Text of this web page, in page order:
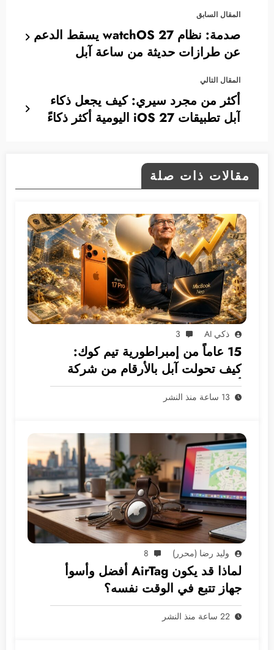
المقال السابق
صدمة: نظام watchOS 27 يسقط الدعم
عن طرازات حديثة من ساعة آبل
المقال التالي
أكثر من مجرد سيري: كيف يجعل ذكاء
آبل تطبيقات iOS 27 اليومية أكثر ذكاءً
مقالات ذات صلة
ذكي AI 3
15 عاماً من إمبراطورية تيم كوك:
كيف تحولت آبل بالأرقام من شركة
أجهزة إلى غول بـ 5 ترليونات دولار؟
13 ساعة منذ النشر
وليد رضا (محرر) 8
لماذا قد يكون AirTag أفضل وأسوأ
جهاز تتبع في الوقت نفسه؟
22 ساعة منذ النشر